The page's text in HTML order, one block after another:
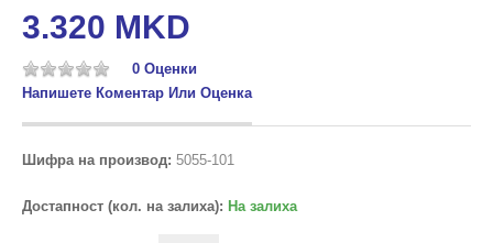
3.320 MKD
0 Оценки
Напишете Коментар Или Оценка
Шифра на производ: 5055-101
Достапност (кол. на залиха): На залиха